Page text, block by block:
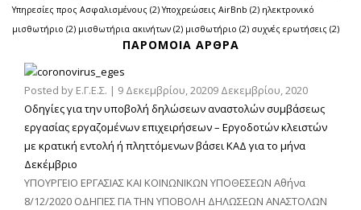
Υπηρεσίες προς Ασφαλισμένους (2) Υποχρεώσεις AirBnb (2) ηλεκτρονικό
μισθωτήριο (2) μισθωτήρια ακινήτων (2) μισθωτήριο (2) συχνές ερωτήσεις (2)
ΠΑΡΌΜΟΙΑ ΆΡΘΡΑ
Posted by Ε.Γ.Ε.Σ. | 9 Δεκεμβρίου, 20209 Δεκεμβρίου, 2020
Οδηγίες για την υποβολή δηλώσεων αναστολών συμβάσεως
εργασίας εργαζομένων επιχειρήσεων – Εργοδοτών κλειστών
με κρατική εντολή ή πληττόμενων βάσει ΚΑΔ για το μήνα
Δεκέμβριο
ΥΠΟΥΡΓΕΙΟ ΕΡΓΑΣΙΑΣ ΚΑΙ ΚΟΙΝΩΝΙΚΩΝ ΥΠΟΘΕΣΕΩΝ Αθήνα
8/12/2020 ΟΔΗΓΙΕΣ ΓΙΑ ΤΗΝ ΥΠΟΒΟΛΗ ΔΗΛΩΣΕΩΝ ΑΝΑΣΤΟΛΩΝ